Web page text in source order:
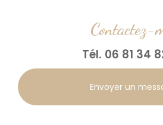
Contactez-
Tél. 06 81 34
Envoyer un